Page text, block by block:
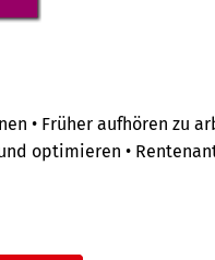
• Früher aufhören zu
optimieren •